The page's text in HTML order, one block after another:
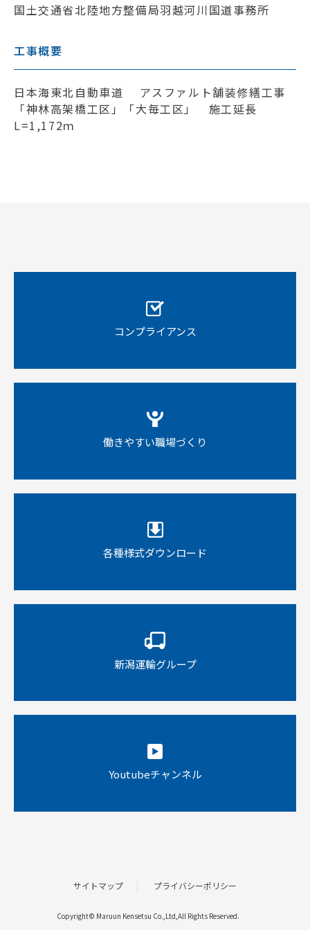
国土交通省北陸地方整備局羽越河川国道事務所
工事概要
日本海東北自動車道 アスファルト舗装修繕工事
「神林高架橋工区」「大毎工区」 施工延長
L=1,172ｍ
コンプライアンス
働きやすい職場づくり
各種様式ダウンロード
新潟運輸グループ
Youtubeチャンネル
サイトマップ プライバシーポリシー
Copyright© Maruun Kensetsu Co.,Ltd,All Rights Reserved.